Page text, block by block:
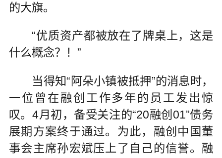
的大旗。
“优质资产都被放在了牌桌上，这是
什么概念？！”
当得知“阿朵小镇被抵押”的消息时，
一位曾在融创工作多年的员工发出惊
叹。4月初，备受关注的“20融创01”债务
展期方案终于通过。为此，融创中国董
事会主席孙宏斌压上了自己的信誉。融